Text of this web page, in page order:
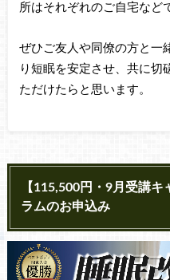
所はそれぞれのご自宅など
ぜひご友人や同僚の方と一
り短眠を安定させ、共に切
ただけたらと思います。
【115,500円・9月受講
ラムのお申込み